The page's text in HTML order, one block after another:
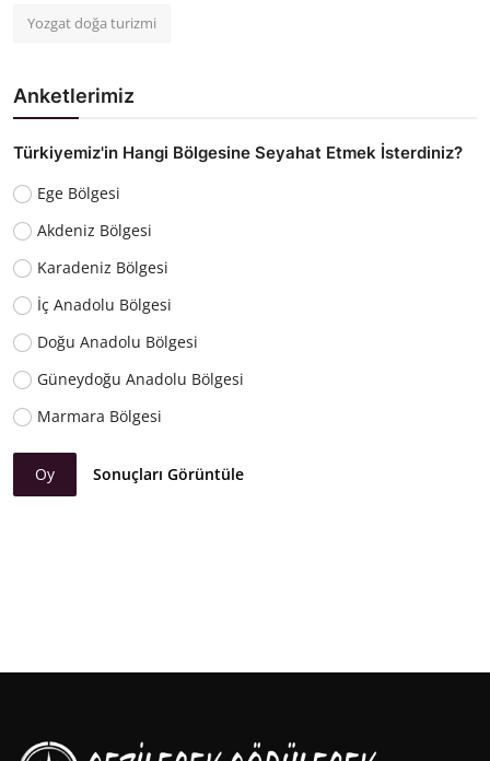
Yozgat doğa turizmi
Anketlerimiz
Türkiyemiz'in Hangi Bölgesine Seyahat Etmek İsterdiniz?
Ege Bölgesi
Akdeniz Bölgesi
Karadeniz Bölgesi
İç Anadolu Bölgesi
Doğu Anadolu Bölgesi
Güneydoğu Anadolu Bölgesi
Marmara Bölgesi
Oy Sonuçları Görüntüle